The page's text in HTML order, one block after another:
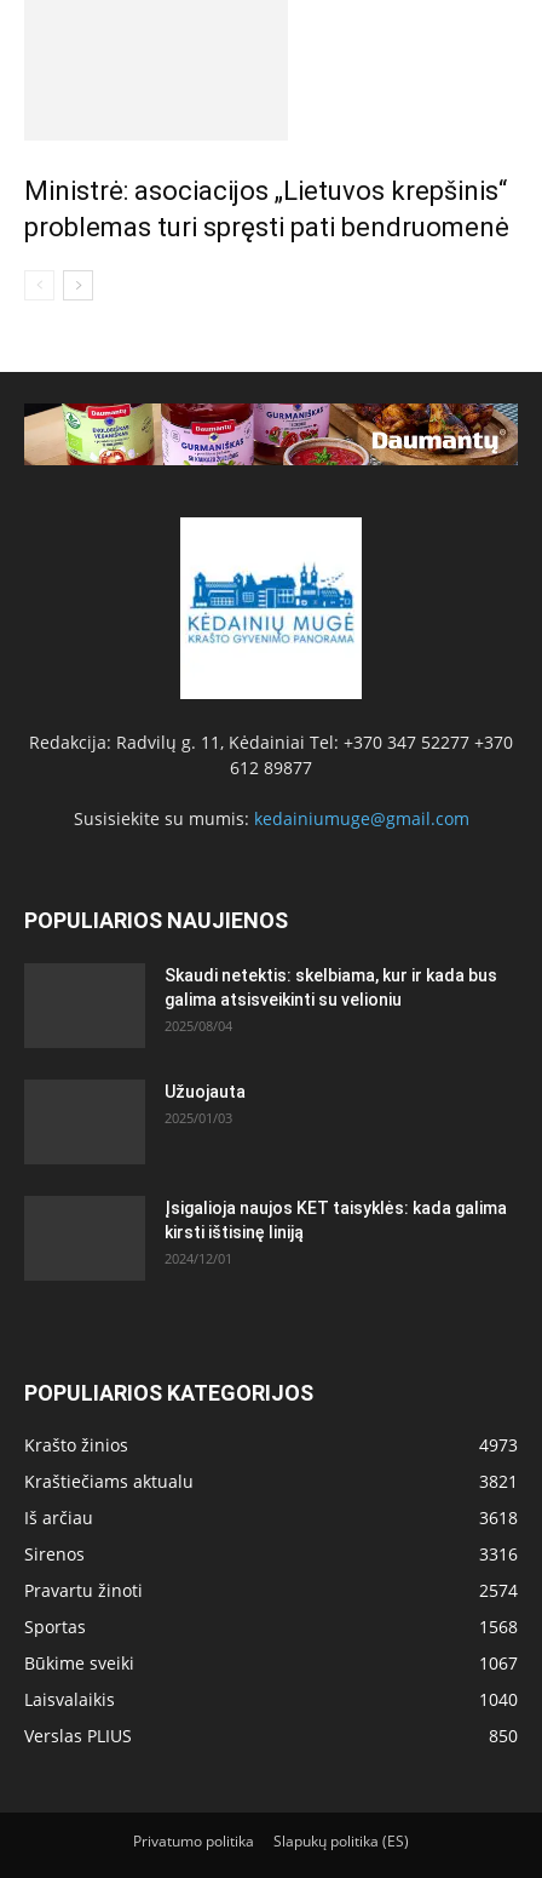
Ministrė: asociacijos „Lietuvos krepšinis“
problemas turi spręsti pati bendruomenė
Redakcija: Radvilų g. 11, Kėdainiai Tel: +370 347 52277 +370
612 89877
Susisiekite su mumis: kedainiumuge@gmail.com
POPULIARIOS NAUJIENOS
Skaudi netektis: skelbiama, kur ir kada bus
galima atsisveikinti su velioniu
2025/08/04
Užuojauta
2025/01/03
Įsigalioja naujos KET taisyklės: kada galima
kirsti ištisinę liniją
2024/12/01
POPULIARIOS KATEGORIJOS
Krašto žinios
4973
Kraštiečiams aktualu
3821
Iš arčiau
3618
Sirenos
3316
Pravartu žinoti
2574
Sportas
1568
Būkime sveiki
1067
Laisvalaikis
1040
Verslas PLIUS
850
Privatumo politika Slapukų politika (ES)